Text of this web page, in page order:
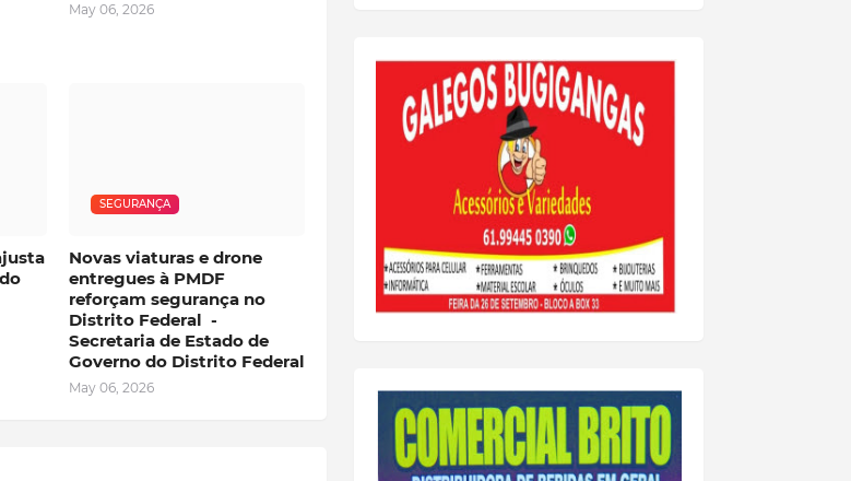
May 06, 2026
SEGURANÇA
Novas viaturas e drone
entregues à PMDF
reforçam segurança no
Distrito Federal -
Secretaria de Estado de
Governo do Distrito Federal
May 06, 2026